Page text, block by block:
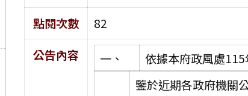
點閱次數
82
公告內容
一、 依據本府政風處
鑒於近期各政府機關